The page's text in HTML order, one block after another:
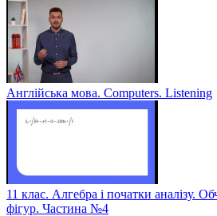
Англійська мова. Computers. Listening
11 клас. Алгебра і початки аналізу.
фігур. Частина №4